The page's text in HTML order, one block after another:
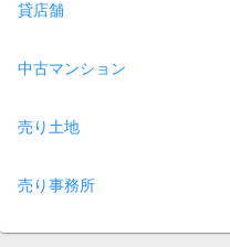
貸店舗
中古マンション
売り土地
売り事務所